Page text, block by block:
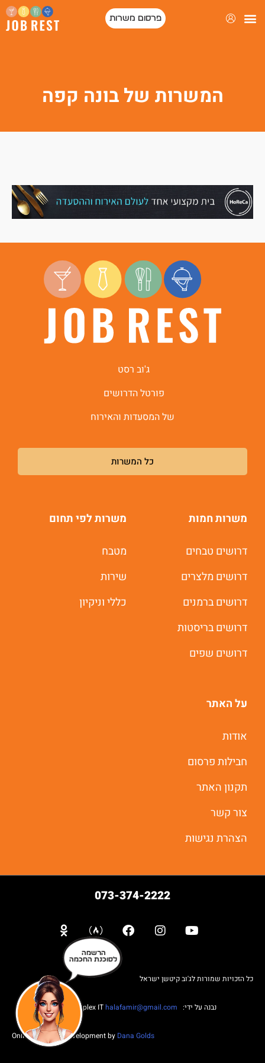
פרסום משרות
המשרות של בונה קפה
ג'וב רסט
פורטל הדרושים
של המסעדות והאירוח
כל המשרות
משרות חמות
דרושים טבחים
דרושים מלצרים
דרושים ברמנים
דרושים בריסטות
דרושים שפים
משרות לפי תחום
מטבח
שירות
כללי וניקיון
על האתר
אודות
חבילות פרסום
תקנון האתר
צור קשר
הצהרת נגישות
073-374-2222
כל הזכויות שמורות לג'וב קיטשן ישראל
נבנה על ידי: Web complex IT halafamir@gmail.com
Online Business Development by Dana Golds
הרשמה
לסוכנת החכמה